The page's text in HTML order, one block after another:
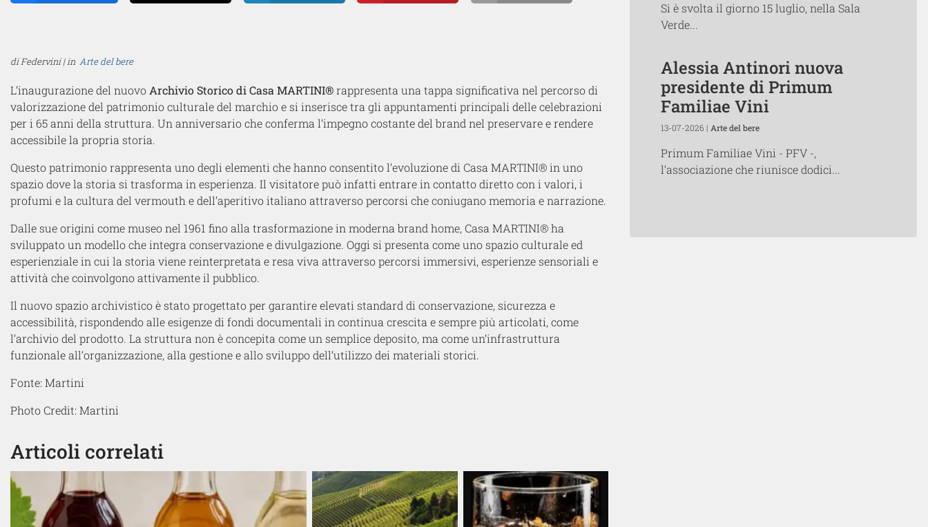
di Federvini | in Arte del bere
L’inaugurazione del nuovo Archivio Storico di Casa MARTINI®rappresenta una tappa significativa nel percorso di
valorizzazione del patrimonio culturale del marchio e si inserisce tra gli appuntamenti principali delle celebrazioni
per i 65 anni della struttura. Un anniversario che conferma l’impegno costante del brand nel preservare e rendere
accessibile la propria storia.
Questo patrimonio rappresenta uno degli elementi che hanno consentito l’evoluzione di Casa MARTINI® in uno
spazio dove la storia si trasforma in esperienza. Il visitatore può infatti entrare in contatto diretto con i valori, i
profumi e la cultura del vermouth e dell’aperitivo italiano attraverso percorsi che coniugano memoria e narrazione.
Dalle sue origini come museo nel 1961 fino alla trasformazione in moderna brand home, Casa MARTINI® ha
sviluppato un modello che integra conservazione e divulgazione. Oggi si presenta come uno spazio culturale ed
esperienziale in cui la storia viene reinterpretata e resa viva attraverso percorsi immersivi, esperienze sensoriali e
attività che coinvolgono attivamente il pubblico.
Il nuovo spazio archivistico è stato progettato per garantire elevati standard di conservazione, sicurezza e
accessibilità, rispondendo alle esigenze di fondi documentali in continua crescita e sempre più articolati, come
l’archivio del prodotto. La struttura non è concepita come un semplice deposito, ma come un’infrastruttura
funzionale all’organizzazione, alla gestione e allo sviluppo dell’utilizzo dei materiali storici.
Fonte: Martini
Photo Credit: Martini
Articoli correlati
Si è svolta il giorno 15 luglio, nella Sala
Verde...
Alessia Antinori nuova
presidente di Primum
Familiae Vini
13-07-2026 | Arte del bere
Primum Familiae Vini - PFV -,
l’associazione che riunisce dodici...